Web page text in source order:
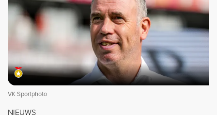
VK Sportphoto
NIEUWS